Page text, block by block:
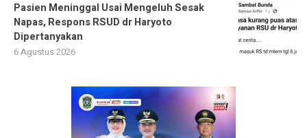
Pasien Meninggal Usai Mengeluh Sesak
Napas, Respons RSUD dr Haryoto
Dipertanyakan
6 Agustus 2026